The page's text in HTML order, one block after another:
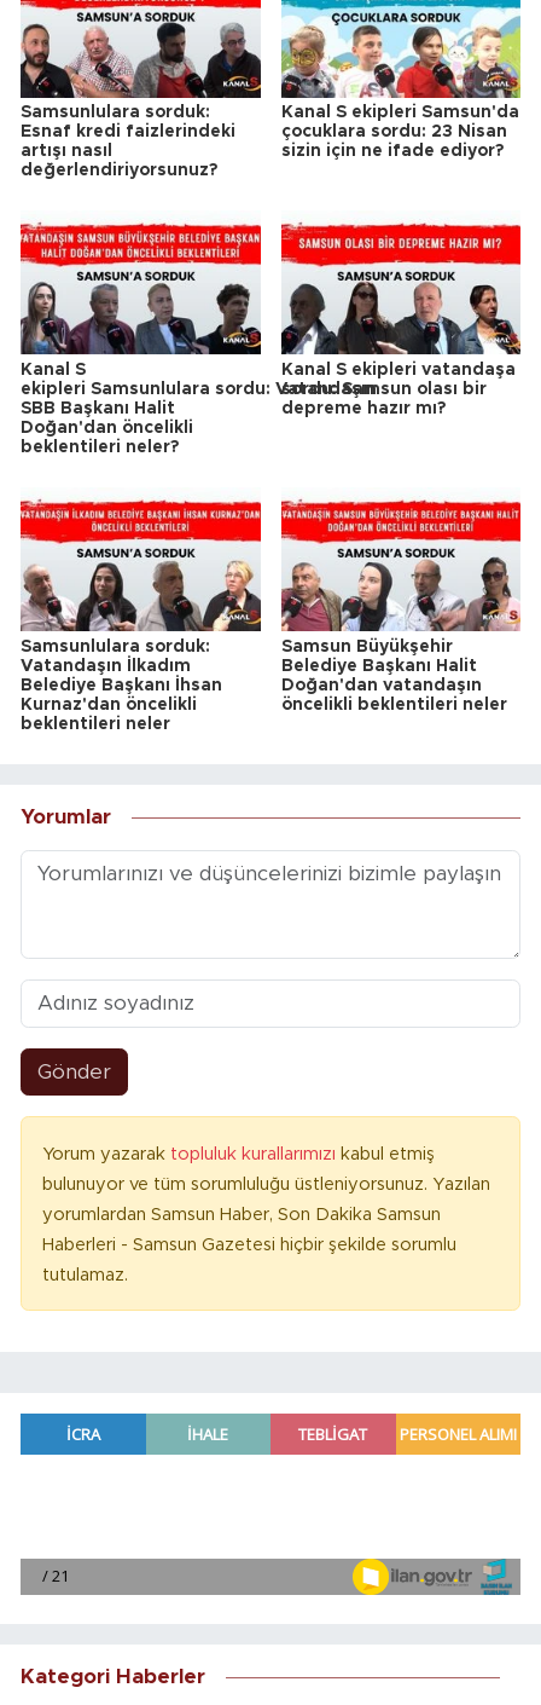
Samsunlulara sorduk:
Esnaf kredi faizlerindeki
artışı nasıl
değerlendiriyorsunuz?
Kanal S ekipleri Samsun'da
çocuklara sordu: 23 Nisan
sizin için ne ifade ediyor?
Kanal S
ekipleri Samsunlulara sordu: Vatandaşın
SBB Başkanı Halit
Doğan'dan öncelikli
beklentileri neler?
Kanal S ekipleri vatandaşa
sordu: Samsun olası bir
depreme hazır mı?
Samsunlulara sorduk:
Vatandaşın İlkadım
Belediye Başkanı İhsan
Kurnaz'dan öncelikli
beklentileri neler
Samsun Büyükşehir
Belediye Başkanı Halit
Doğan'dan vatandaşın
öncelikli beklentileri neler
Yorumlar
Gönder
Yorum yazarak topluluk kurallarımızı kabul etmiş
bulunuyor ve tüm sorumluluğu üstleniyorsunuz. Yazılan
yorumlardan Samsun Haber, Son Dakika Samsun
Haberleri - Samsun Gazetesi hiçbir şekilde sorumlu
tutulamaz.
Kategori Haberler